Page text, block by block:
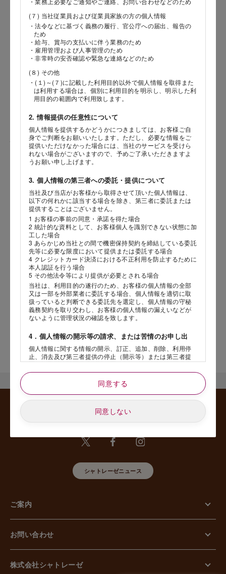
(７) 当社従業員および従業員家族の方の個人情報
・法令などに基づく義務の履行、官公庁への届出、報告の
ため
・給与、賞与の支払いに伴う業務のため
・雇用管理および人事管理のため
・非常時の安否確認や緊急な連絡などのため
(８) その他
・(１)～(７)に記載した利用目的以外で個人情報を取得また
は利用する場合は、個別に利用目的を明示し、明示した利
用目的の範囲内で利用致します。
2. 情報提供の任意性について
個人情報を提供するかどうかにつきましては、お客様ご自
身でご判断をお願いいたします。ただし、必要な情報をご
提供いただけなかった場合には、当社のサービスを受けら
れない場合がございますので、予めご了承いただきますよ
うお願い申し上げます。
3. 個人情報の第三者への委託・提供について
当社及び当店がお客様から取得させて頂いた個人情報は、
以下の何れかに該当する場合を除き、第三者に委託または
提供することはございません。
1 お客様の事前の同意・承諾を得た場合
2 統計的な資料として、お客様個人を識別できない状態に加
工した場合
3 あらかじめ当社との間で機密保持契約を締結している委託
先等に必要な限度において提供または委託する場合
4 クレジットカード決済における不正利用を防止するために
本人認証を行う場合
5 その他法令等により提供が必要とされる場合
当社は、利用目的の遂行のため、お客様の個人情報の全部
又は一部を外部業者に委託する場合、個人情報を適切に取
扱っていると判断できる委託先を選定し、個人情報の守秘
義務契約を取り交わし、お客様の個人情報の漏えいなどが
ないように管理状況の確認を致します。
4．個人情報の開示等の請求、または苦情のお申し出
個人情報に関する情報の開示、訂正、追加、削除、利用停
止、消去及び第三者提供の停止（開示等）または第三者提
供記録の開示、若しくは利用目的の通知等（以下、「開示
等の請求」といいます）のご請求があった場合または苦情
のお申し出があった場合には、請求者がご本人であること
あるいは正式な代理人として認められる方であることを確
認させていただいたうえで、特別な理由のない限り合理的
5. 個人情報の安全管理のために講じた措置について
当社は外的環境を把握した上で個人情報の安全管理のため
に以下の措置をしております。
組織体制の整備、個人情報の取扱いに係る規律に従った運
用、個人情報の取扱い状況を確認する手段の整備、漏えい
等事案に対応する体制の整備、取扱い状況の把握及び安全
【人的安全管理措置】
期的な教育等を行っております。また、個人情報の秘密保
【物理的安全管理措置】
止、個人情報の削除及び機器、電子媒体等の廃棄に関し
て、必要な措置を講じています。
同意する
同意しない
番地以降
年
月 日
店舗サービスに関するお問い合わせにつきましては、内容欄に『店
舗名』を記載いただけますと幸いです。
シャトレーゼニュース
ご案内
お問い合わせ
株式会社シャトレーゼ
岳や末広がりを意味す
やつ時」という意味を込
。雄大な八ヶ岳山麓の自
れる、こだわりのスイー
海外 Overseas shops
Indonesia
Malaysia
Hong Kong
UAE
Thailand
Vietnam